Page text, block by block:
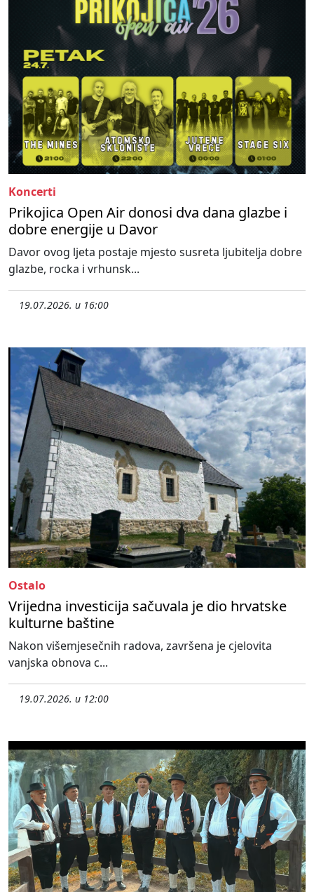
Koncerti
Prikojica Open Air donosi dva dana glazbe i
dobre energije u Davor
Davor ovog ljeta postaje mjesto susreta ljubitelja dobre
glazbe, rocka i vrhunsk...
19.07.2026. u 16:00
Ostalo
Vrijedna investicija sačuvala je dio hrvatske
kulturne baštine
Nakon višemjesečnih radova, završena je cjelovita
vanjska obnova c...
19.07.2026. u 12:00